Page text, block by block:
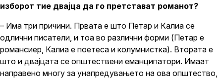
изборот тие двајца да го претстават романот?
– Има три причини. Првата е што Петар и Калиа се
одлични писатели, и тоа во различни форми (Петар е
романсиер, Калиа е поетеса и колумнистка). Втората е
што и двајцата се општествени еманципатори. Имаат
направено многу за унапредувањето на ова општество,